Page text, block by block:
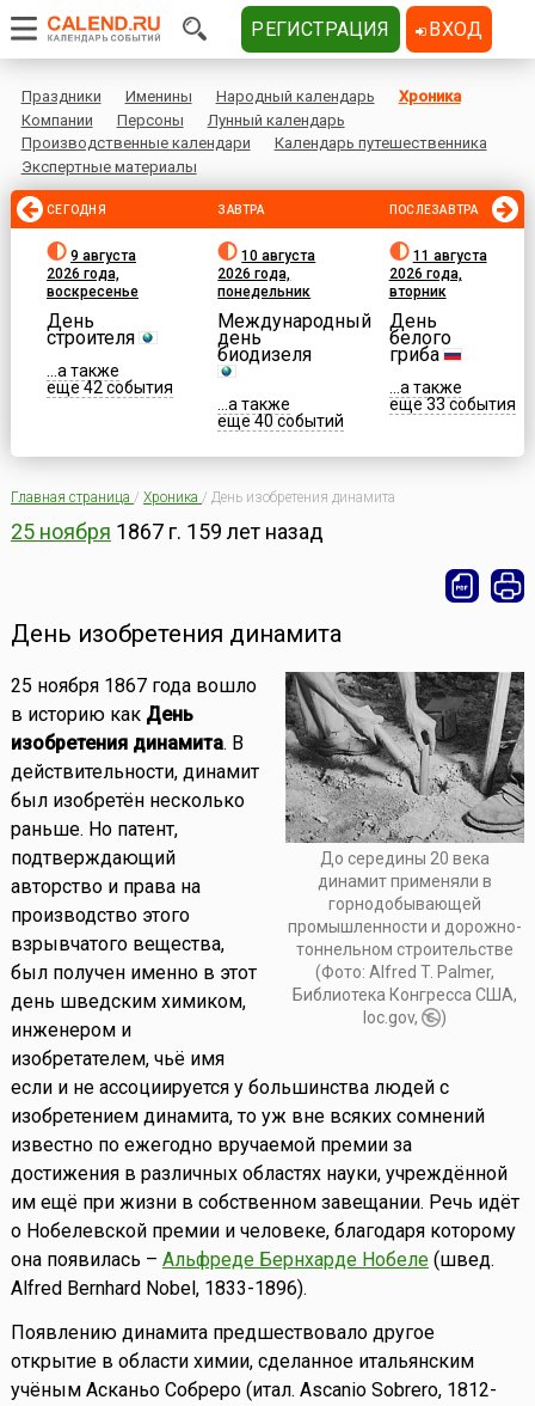
Праздники Именины Народный календарь
Хроника
Компании
Персоны
Лунный календарь
Производственные календари
Календарь путешественника
Экспертные материалы
СЕГОДНЯ
9 августа
2026 года,
воскресенье
День
строителя
...а также
еще 42 события
ЗАВТРА
10 августа
2026 года,
понедельник
Международный
день
биодизеля
...а также
еще 40 событий
ПОСЛЕЗАВТРА
11 августа
2026 года,
вторник
День
белого
гриба
...а также
еще 33 события
Главная страница / Хроника / День изобретения динамита
25 ноября 1867 г. 159 лет назад
День изобретения динамита
До середины 20 века
динамит применяли в
горнодобывающей
промышленности и дорожно-
тоннельном строительстве
(Фото: Alfred T. Palmer,
Библиотека Конгресса США,
loc.gov,
)
25 ноября 1867 года вошло
в историю как День
изобретения динамита. В
действительности, динамит
был изобретён несколько
раньше. Но патент,
подтверждающий
авторство и права на
производство этого
взрывчатого вещества,
был получен именно в этот
день шведским химиком,
инженером и
изобретателем, чьё имя
если и не ассоциируется у большинства людей с
изобретением динамита, то уж вне всяких сомнений
известно по ежегодно вручаемой премии за
достижения в различных областях науки, учреждённой
им ещё при жизни в собственном завещании. Речь идёт
о Нобелевской премии и человеке, благодаря которому
она появилась – Альфреде Бернхарде Нобеле(швед.
Alfred Bernhard Nobel, 1833-1896).
Появлению динамита предшествовало другое
открытие в области химии, сделанное итальянским
учёным Асканьо Собреро (итал. Ascanio Sobrero, 1812-
РЕГИСТРАЦИЯ ВХОД